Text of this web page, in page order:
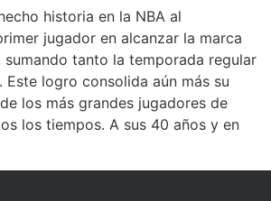
historia en la NBA al
jugador en alcanzar la marca
tanto la temporada regular
logro consolida aún más su
los más grandes jugadores de
los tiempos. A sus 40 años y en